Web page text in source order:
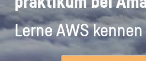
Lerne AWS kennen